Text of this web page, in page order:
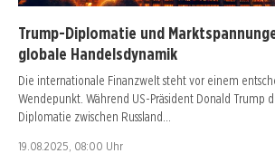
Trump-Diplomatie und
globale Handelsdynamik
Die internationale Finanzwelt steht vor einem
Wendepunkt. Während US-Präsident Donald Trump
Diplomatie zwischen Russland…
19.08.2025, 08:00 Uhr